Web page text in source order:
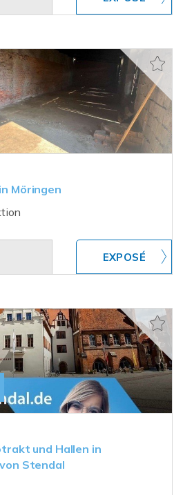
Möringen
und Hallen in
Stendal